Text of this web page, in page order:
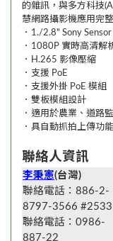
的雜訊，與多方科技
慧網路攝影機應用完
．1./2.8" Sony Sensor
．1080P 實時高清解
．H.265 影像壓縮
．支援 PoE
．支援外掛 PoE 模組
．雙板模組設計
．適用於農業、道路
．具自動抓拍上傳功能
聯絡人資訊
李秉憲(台灣)
聯絡電話：886-2-
8797-3566 #2533
聯絡電話：0986-
887-22